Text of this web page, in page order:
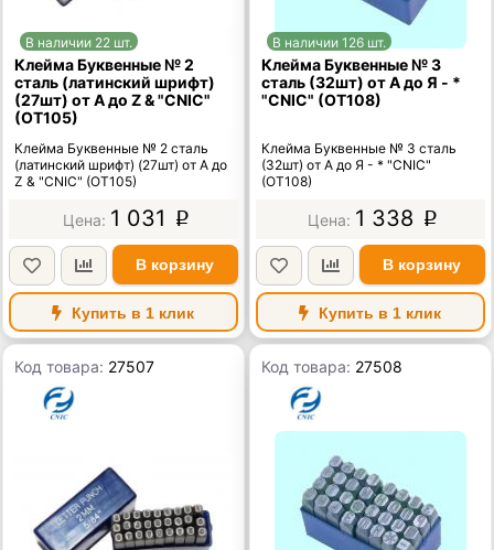
В наличии 22 шт.
Клейма Буквенные № 2
сталь (латинский шрифт)
(27шт) от А до Z & "CNIC"
(OT105)
Клейма Буквенные № 2 сталь
(латинский шрифт) (27шт) от А до
Z & "CNIC" (OT105)
1 031 p
В корзину
Купить в 1 клик
В наличии 126 шт.
Клейма Буквенные № 3
сталь (32шт) от А до Я - *
"CNIC" (OT108)
Клейма Буквенные № 3 сталь
(32шт) от А до Я - * "CNIC"
(OT108)
1 338 p
В корзину
Купить в 1 клик
Код товара: 27507 Код товара: 27508